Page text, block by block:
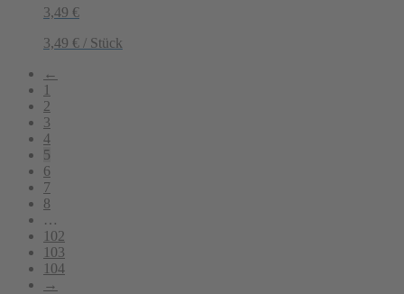
3,49 €
3,49 € / Stück
←
1
2
3
4
5
6
7
8
…
102
103
104
→